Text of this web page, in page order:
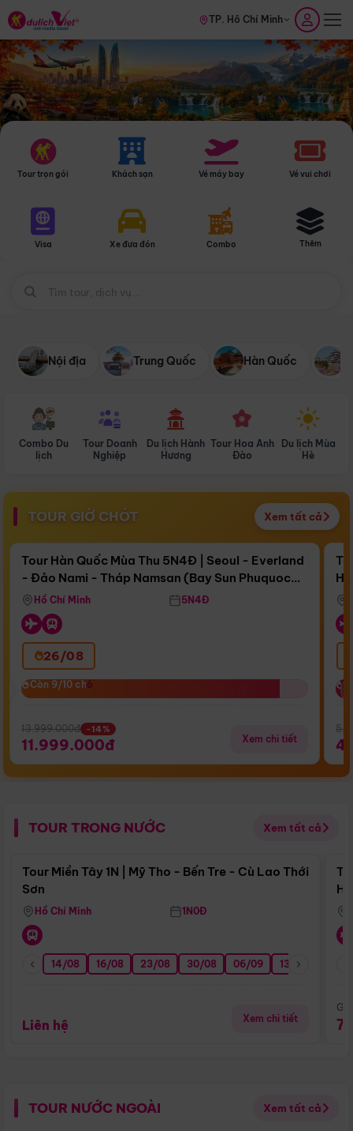
TP. Hồ Chí Minh
Tour trọn gói Khách sạn Vé máy bay Vé vui chơi
Visa Xe đưa đón Combo Thêm
Nội địa Trung Quốc Hàn Quốc
Combo Du
lịch
Tour Doanh
Nghiệp
Du lịch Hành
Hương
Tour Hoa Anh
Đào
Du lịch Mùa
Hè
TOUR GIỜ CHÓT Xem tất cả
Còn17 ngày 05:58:02
Bay Sun Phuquoc Airways
Điểm nổi bật
Tour Hàn Quốc Mùa Thu 5N4Đ | Seoul - Everland
- Đảo Nami - Tháp Namsan (Bay Sun Phuquoc
Airways)
Hồ Chí Minh 5N4Đ
26/08
Còn 9/10 chỗ
Còn 9/10 chỗ
13.999.000đ -14%
11.999.000đ Xem chi tiết
TOUR TRONG NƯỚC Xem tất cả
Điểm nổi bật
Tour Miền Tây 1N | Mỹ Tho - Bến Tre - Cù Lao Thới
Sơn
Hồ Chí Minh 1N0Đ
14/08 16/08 23/08 30/08 06/09 13/09
Liên hệ Xem chi tiết
TOUR NƯỚC NGOÀI Xem tất cả
Điểm nổi bật